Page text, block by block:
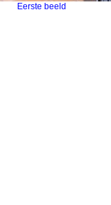
Eerste beeld